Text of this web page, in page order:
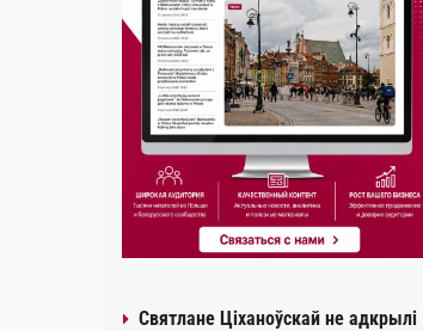
Святлане Ціханоўскай не адкрылі